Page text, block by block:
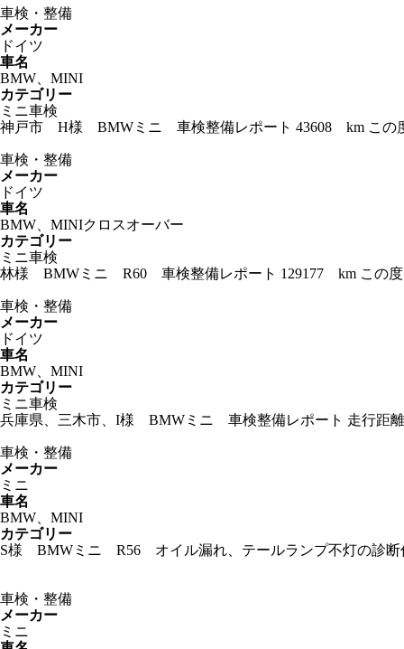
車検・整備
メーカー
ドイツ
車名
BMW、MINI
カテゴリー
ミニ車検
神戸市 H様 BMWミニ 車検整備レポート 43608 km この度
車検・整備
メーカー
ドイツ
車名
BMW、MINIクロスオーバー
カテゴリー
ミニ車検
林様 BMWミニ R60 車検整備レポート 129177 km この度
車検・整備
メーカー
ドイツ
車名
BMW、MINI
カテゴリー
ミニ車検
兵庫県、三木市、I様 BMWミニ 車検整備レポート 走行距離
車検・整備
メーカー
ミニ
車名
BMW、MINI
カテゴリー
S様 BMWミニ R56 オイル漏れ、テールランプ不灯の診断
車検・整備
メーカー
ミニ